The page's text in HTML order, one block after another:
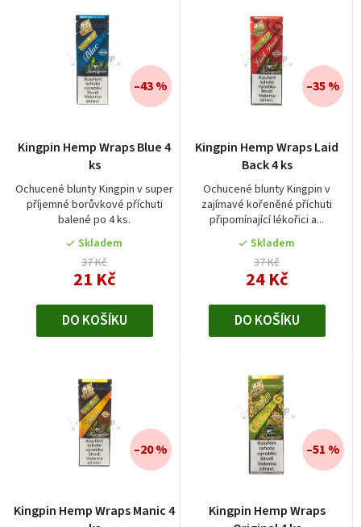
dd
Kingpin Hemp Wraps Blue 4
ks
Ochucené blunty Kingpin v super
příjemné borůvkové příchuti
balené po 4 ks.
Skladem
37 Kč
21 Kč
–43 %
DO KOŠÍKU
Kingpin Hemp Wraps Laid
Back 4 ks
Ochucené blunty Kingpin v
zajímavé kořeněné příchuti
připomínající lékořici a...
Skladem
37 Kč
24 Kč
–35 %
DO KOŠÍKU
Kingpin Hemp Wraps Manic 4
–20 %
Kingpin Hemp Wraps
hodnocení
–51 %